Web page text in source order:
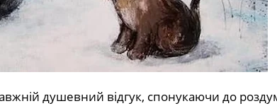
душевний відгук, спонукаючи до